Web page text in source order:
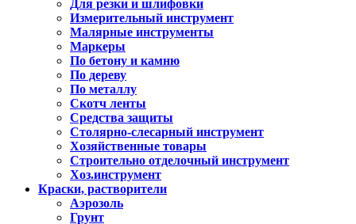
Для резки и шлифовки
Измерительный инструмент
Малярные инструменты
Маркеры
По бетону и камню
По дереву
По металлу
Скотч ленты
Средства защиты
Столярно-слесарный инструмент
Хозяйственные товары
Строительно отделочный инструмент
Хоз.инструмент
Краски, растворители
Аэрозоль
Грунт